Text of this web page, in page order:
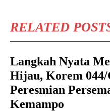
RELATED
Langkah Nyata
Hijau, Korem
Peresmian
Kemampo